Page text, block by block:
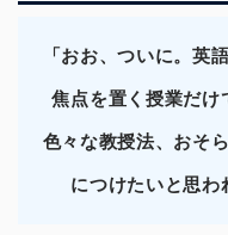
「おお、ついに。英
焦点を置く授業だけ
色々な教授法、おそ
につけたいと思わ